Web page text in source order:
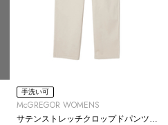
手洗い可
McGREGOR WOMENS